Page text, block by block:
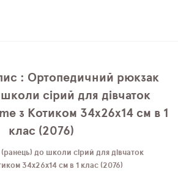
: Ортопедичний рюкзак
сірий для дівчаток
з Котиком 34х26х14 см в 1
клас (2076)
до школи сірий для дівчаток
34х26х14 см в 1 клас (2076)